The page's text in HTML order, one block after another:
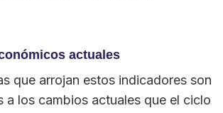
actuales
que arrojan estos indicadores son
a los cambios actuales que el ciclo